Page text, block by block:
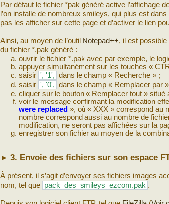
Par défaut le fichier *pak généré active l’affichage
l’on installe de nombreux smileys, qui plus est
pas les afficher sur cette page et d’activer le lien
Ainsi, au moyen de l’outil Notepad++, il est possible
du fichier *.pak généré :
ouvrir le fichier *.pak avec par exemple, le
appuyer simultanément sur les touches «
saisir ', '1', dans le champ « Recherche » ;
saisir ', '0', dans le champ « Remplacer par
cliquer sur le bouton « Remplacer tout » situé
voir le message confirmant la modification
were replaced », où « XXX » correspond au
nombre correspond aussi au nombre de
modification, ne seront pas affichées sur la
enregistrer son fichier au moyen de la
►3. Envoie des fichiers sur son espace
À présent, il s’agit d’envoyer ses fichiers images
nom, tel que pack_des_smileys_ezcom.pak .